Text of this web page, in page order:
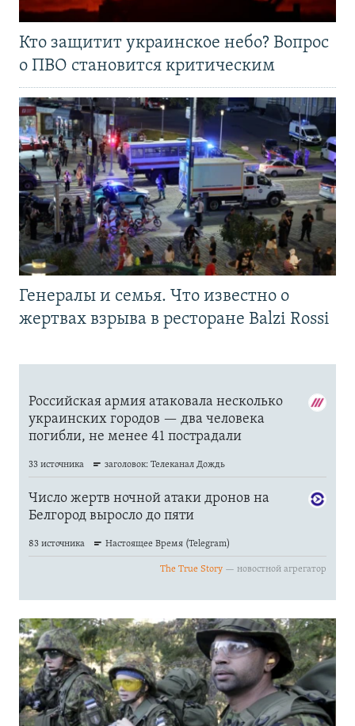
Кто защитит украинское небо? Вопрос
о ПВО становится критическим
Генералы и семья. Что известно о
жертвах взрыва в ресторане Balzi Rossi